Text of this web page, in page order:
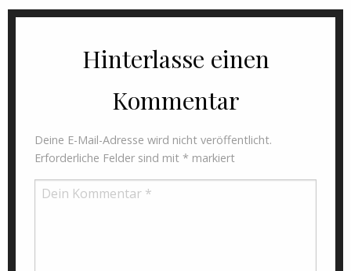
Hinterlasse einen
Kommentar
Deine E-Mail-Adresse wird nicht veröffentlicht.
Erforderliche Felder sind mit * markiert